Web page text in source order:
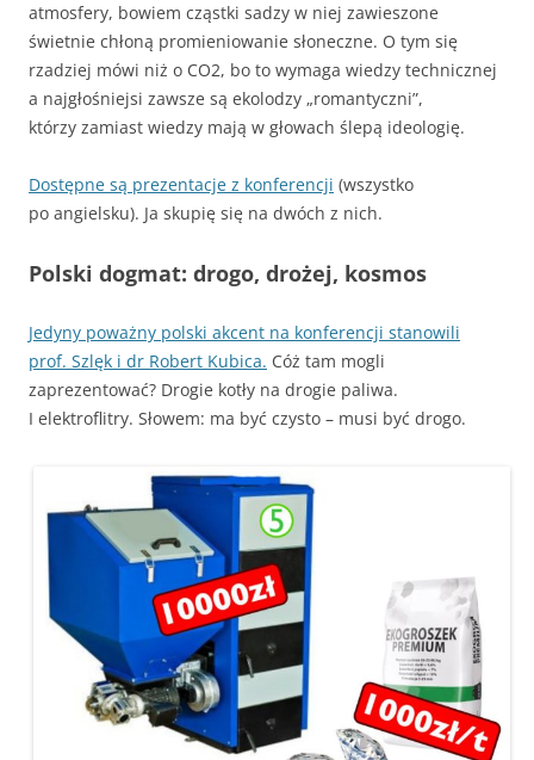
atmosfery, bowiem cząstki sadzy w niej zawieszone
świetnie chłoną promieniowanie słoneczne. O tym się
rzadziej mówi niż o CO2, bo to wymaga wiedzy technicznej
a najgłośniejsi zawsze są ekolodzy „romantyczni”,
którzy zamiast wiedzy mają w głowach ślepą ideologię.
Dostępne są prezentacje z konferencji (wszystko
po angielsku). Ja skupię się na dwóch z nich.
Polski dogmat: drogo, drożej, kosmos
Jedyny poważny polski akcent na konferencji stanowili
prof. Szlęk i dr Robert Kubica. Cóż tam mogli
zaprezentować? Drogie kotły na drogie paliwa.
I elektroflitry. Słowem: ma być czysto – musi być drogo.